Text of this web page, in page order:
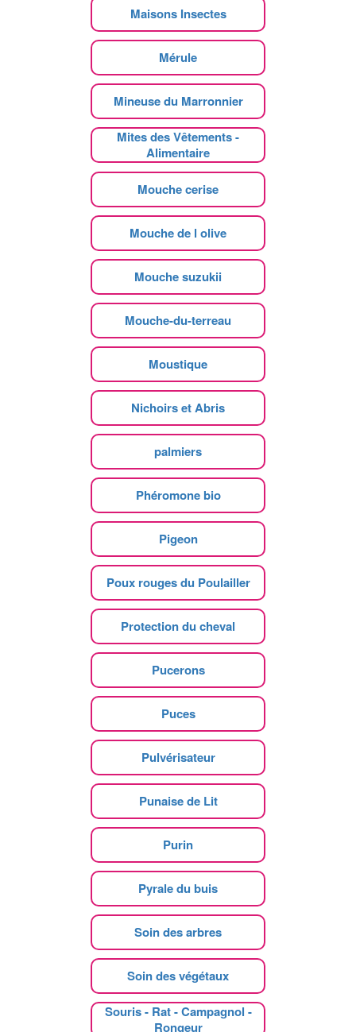
Maisons Insectes
Mérule
Mineuse du Marronnier
Mites des Vêtements -
Alimentaire
Mouche cerise
Mouche de l olive
Mouche suzukii
Mouche-du-terreau
Moustique
Nichoirs et Abris
palmiers
Phéromone bio
Pigeon
Poux rouges du Poulailler
Protection du cheval
Pucerons
Puces
Pulvérisateur
Punaise de Lit
Purin
Pyrale du buis
Soin des arbres
Soin des végétaux
Souris - Rat - Campagnol -
Rongeur